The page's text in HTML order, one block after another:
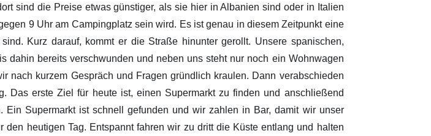
sind die Preise etwas günstiger, als sie hier in Albanien sind oder in Italien
9 Uhr am Campingplatz sein wird. Es ist genau in diesem Zeitpunkt eine
Kurz darauf, kommt er die Straße hinunter gerollt. Unsere spanischen,
dahin bereits verschwunden und neben uns steht nur noch ein Wohnwagen
nach kurzem Gespräch und Fragen gründlich kraulen. Dann verabschieden
Das erste Ziel für heute ist, einen Supermarkt zu finden und anschließend
Supermarkt ist schnell gefunden und wir zahlen in Bar, damit wir unser
heutigen Tag. Entspannt fahren wir zu dritt die Küste entlang und halten